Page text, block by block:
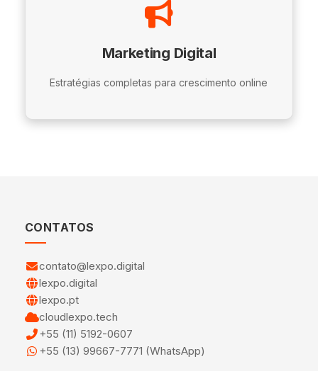
Marketing Digital
Estratégias completas para crescimento online
CONTATOS
contato@lexpo.digital
lexpo.digital
lexpo.pt
cloudlexpo.tech
+55 (11) 5192-0607
+55 (13) 99667-7771 (WhatsApp)